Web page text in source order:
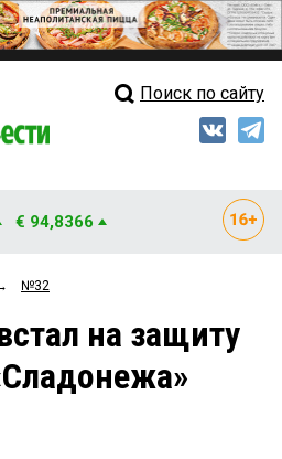
Свежий выпуск
Рейтинги
Блоги
Поиск по сайту
€ 94,8366
№32
на защиту